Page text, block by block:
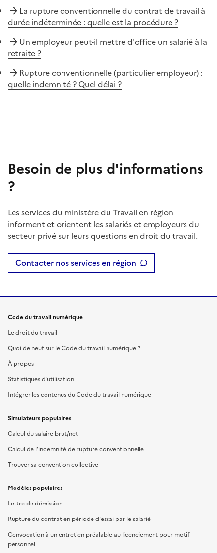
La rupture conventionnelle du contrat de travail à
durée indéterminée : quelle est la procédure ?
Un employeur peut-il mettre d'office un salarié à la
retraite ?
Rupture conventionnelle (particulier employeur) :
quelle indemnité ? Quel délai ?
Besoin de plus d'informations
?
Les services du ministère du Travail en région
informent et orientent les salariés et employeurs du
secteur privé sur leurs questions en droit du travail.
Contacter nos services en région
Code du travail numérique
Le droit du travail
Quoi de neuf sur le Code du travail numérique ?
À propos
Statistiques d'utilisation
Intégrer les contenus du Code du travail numérique
Simulateurs populaires
Calcul du salaire brut/net
Calcul de l'indemnité de rupture conventionnelle
Trouver sa convention collective
Modèles populaires
Lettre de démission
Rupture du contrat en période d'essai par le salarié
Convocation à un entretien préalable au licenciement pour motif
personnel